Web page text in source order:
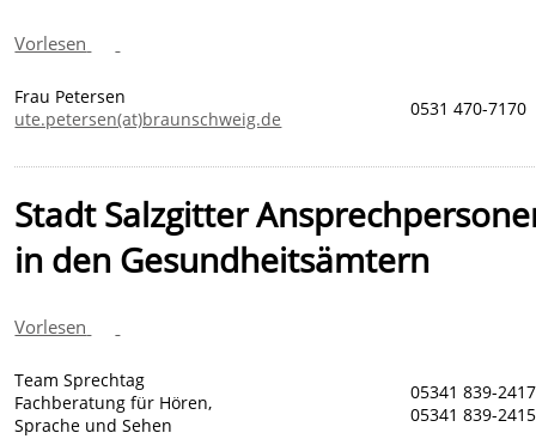
Vorlesen
Frau Petersen
ute.petersen(at)braunschweig.de
0531 470-7170
Stadt Salzgitter
in den Gesundheitsämtern
Vorlesen
Team Sprechtag
Fachberatung für Hören,
Sprache und Sehen
05341 839-2417
05341 839-2415